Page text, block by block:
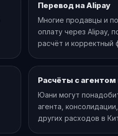
Перевод на Alipay
Многие продавцы и
оплату через Alipay,
расчёт и корректный
Расчёты с
Юани могут
агента,
других расходов в